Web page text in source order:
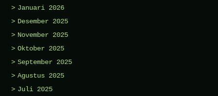
Januari 2026
Desember 2025
November 2025
Oktober 2025
September 2025
Agustus 2025
Juli 2025